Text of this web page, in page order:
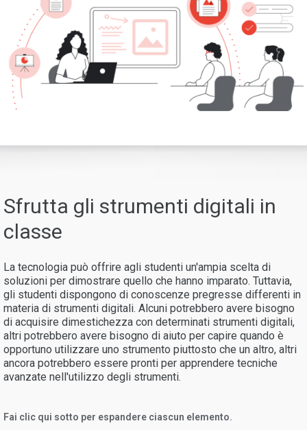
Sfrutta gli strumenti digitali in
classe
La tecnologia può offrire agli studenti un'ampia scelta di
soluzioni per dimostrare quello che hanno imparato. Tuttavia,
gli studenti dispongono di conoscenze pregresse differenti in
materia di strumenti digitali. Alcuni potrebbero avere bisogno
di acquisire dimestichezza con determinati strumenti digitali,
altri potrebbero avere bisogno di aiuto per capire quando è
opportuno utilizzare uno strumento piuttosto che un altro, altri
ancora potrebbero essere pronti per apprendere tecniche
avanzate nell'utilizzo degli strumenti.
Fai clic qui sotto per espandere ciascun elemento.